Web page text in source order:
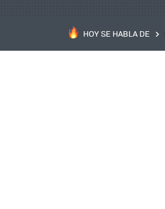
HOY SE HABLA DE